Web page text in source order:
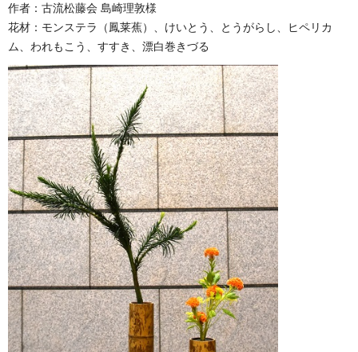
作者：古流松藤会 島崎理敦様
花材：モンステラ（鳳莱蕉）、けいとう、とうがらし、ヒペリカ
ム、われもこう、すすき、漂白巻きづる